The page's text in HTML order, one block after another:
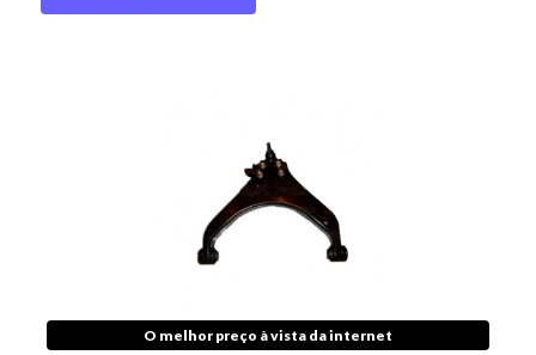
O melhor preço à vista da internet